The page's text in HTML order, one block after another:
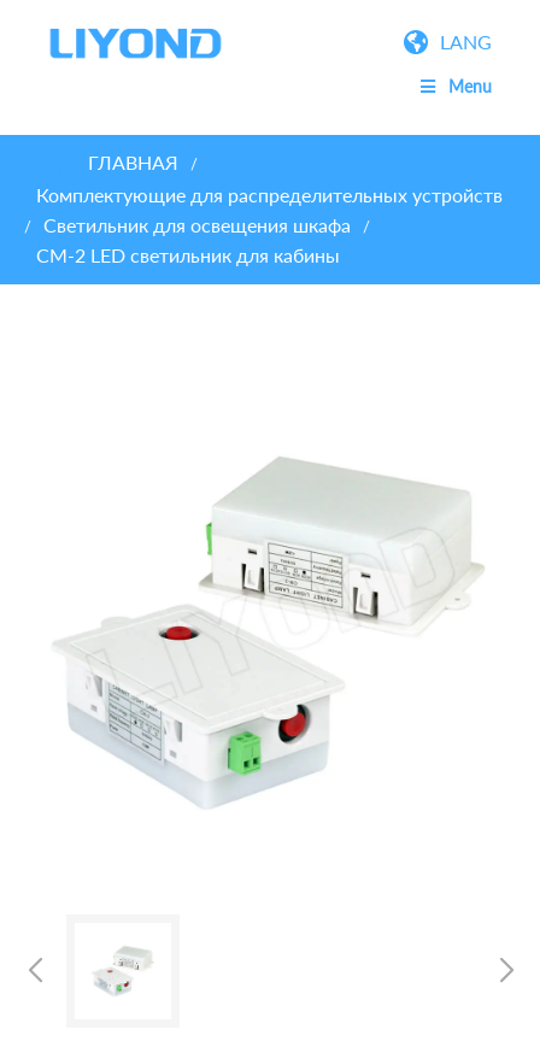
LANG
Menu
ГЛАВНАЯ /
Комплектующие для распределительных устройств
/ Светильник для освещения шкафа /
CM-2 LED светильник для кабины